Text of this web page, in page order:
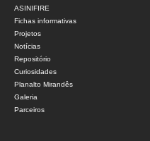
ASINIFIRE
Fichas informativas
Projetos
Notícias
Repositório
Curiosidades
Planalto Mirandês
Galeria
Parceiros